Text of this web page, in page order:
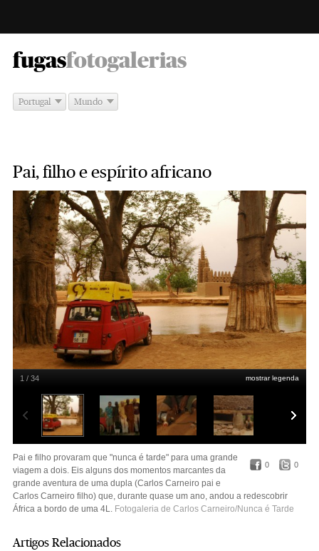
fugas -
fotogalerias
Portugal Mundo
Pai, filho e espírito africano
mostrar legenda
1 / 34
0 0
Pai e filho provaram que "nunca é tarde" para uma grande
viagem a dois. Eis alguns dos momentos marcantes da
grande aventura de uma dupla (Carlos Carneiro pai e
Carlos Carneiro filho) que, durante quase um ano, andou a redescobrir
África a bordo de uma 4L. Fotogaleria de Carlos Carneiro/Nunca é Tarde
Artigos Relacionados